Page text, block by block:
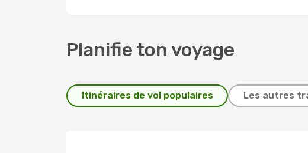
Planifie ton voyage
Itinéraires de vol populaires Les autres